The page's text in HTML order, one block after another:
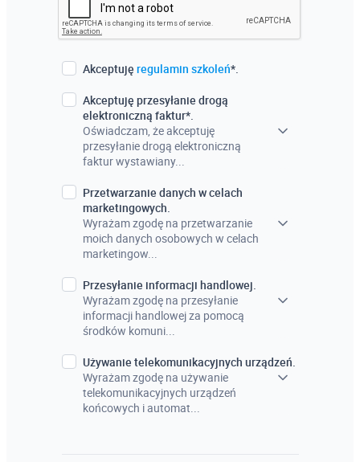
Akceptuję regulamin szkoleń*.
Akceptuję przesyłanie drogą
elektroniczną faktur*.
Oświadczam, że akceptuję
przesyłanie drogą elektroniczną
faktur wystawiany...
Przetwarzanie danych w celach
marketingowych.
Wyrażam zgodę na przetwarzanie
moich danych osobowych w celach
marketingow...
Przesyłanie informacji handlowej.
Wyrażam zgodę na przesyłanie
informacji handlowej za pomocą
środków komuni...
Używanie telekomunikacyjnych urządzeń.
Wyrażam zgodę na używanie
telekomunikacyjnych urządzeń
końcowych i automat...
Czechy